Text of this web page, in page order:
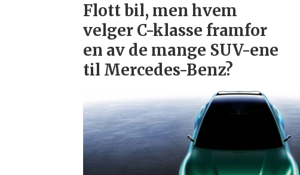
Flott bil, men hvem
velger C-klasse framfor
en av de mange SUV-ene
til Mercedes-Benz?